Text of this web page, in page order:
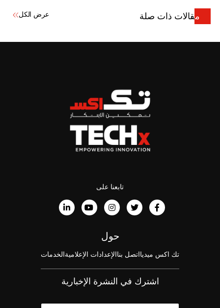
مقالات ذات صلة عرض الكل
تابعنا على
حول
تك اكس ميديااتصل بناالإعدادات الإعلاميةالخدمات
اشترك في النشرة الإخبارية